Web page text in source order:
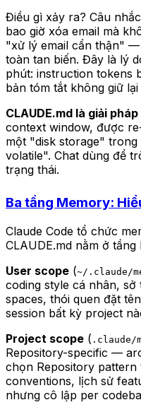
Điều gì xảy ra? Câu
bao giờ xóa email mà
"xử lý email cẩn thận" —
toàn tan biến. Đây là lý
phút: instruction tokens
bản tóm tắt không giữ
CLAUDE.md là giải
context window, được
một "disk storage"
volatile". Chat dùng để
trạng thái.
Ba tầng Memory:
Claude Code tổ chức
CLAUDE.md nằm ở tầng
User scope (~/.claude/
coding style cá nhân,
spaces, thói quen đặt
session bất kỳ project
Project scope ( .claude/
Repository-specific —
chọn Repository
conventions, lịch sử
nhưng cô lập per